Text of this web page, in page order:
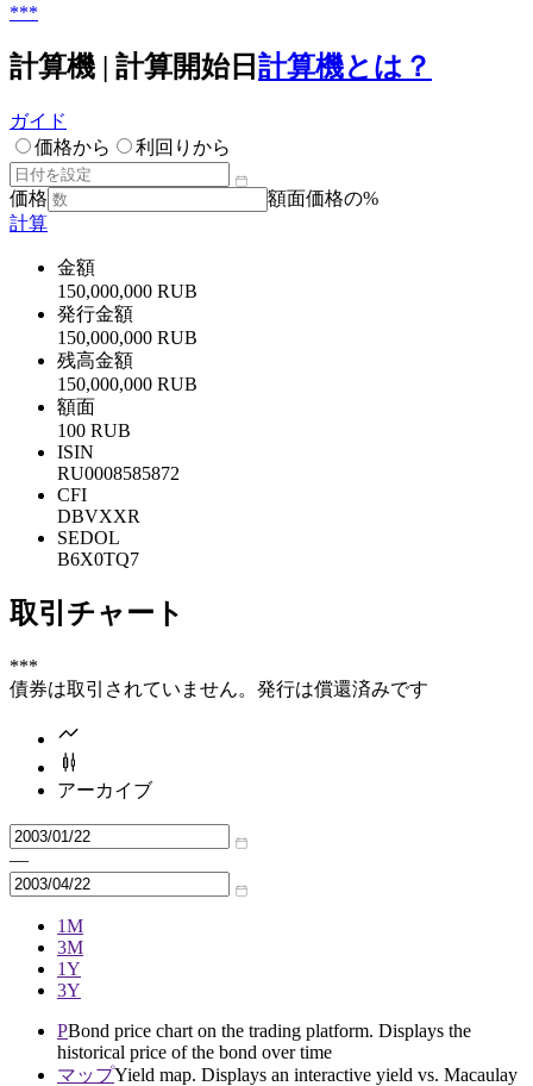
***
計算機 | 計算開始日 計算機とは？
ガイド
価格から
利回りから
価格
額面価格の%
計算
金額
150,000,000 RUB
発行金額
150,000,000 RUB
残高金額
150,000,000 RUB
額面
100 RUB
ISIN
RU0008585872
CFI
DBVXXR
SEDOL
B6X0TQ7
取引チャート
***
債券は取引されていません。発行は償還済みです
アーカイブ
—
1M
3M
1Y
3Y
PBond price chart on the trading platform. Displays the
historical price of the bond over time
マップYield map. Displays an interactive yield vs. Macaulay